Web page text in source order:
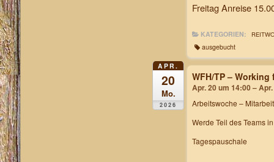
Freitag Anreise
KATEGORIEN:
ausgebucht
APR.
20
Mo.
2026
WFH/TP –
Apr. 20 um 14:00 –
Arbeitswoche –
Werde Teil des Teams
Tagespauschale